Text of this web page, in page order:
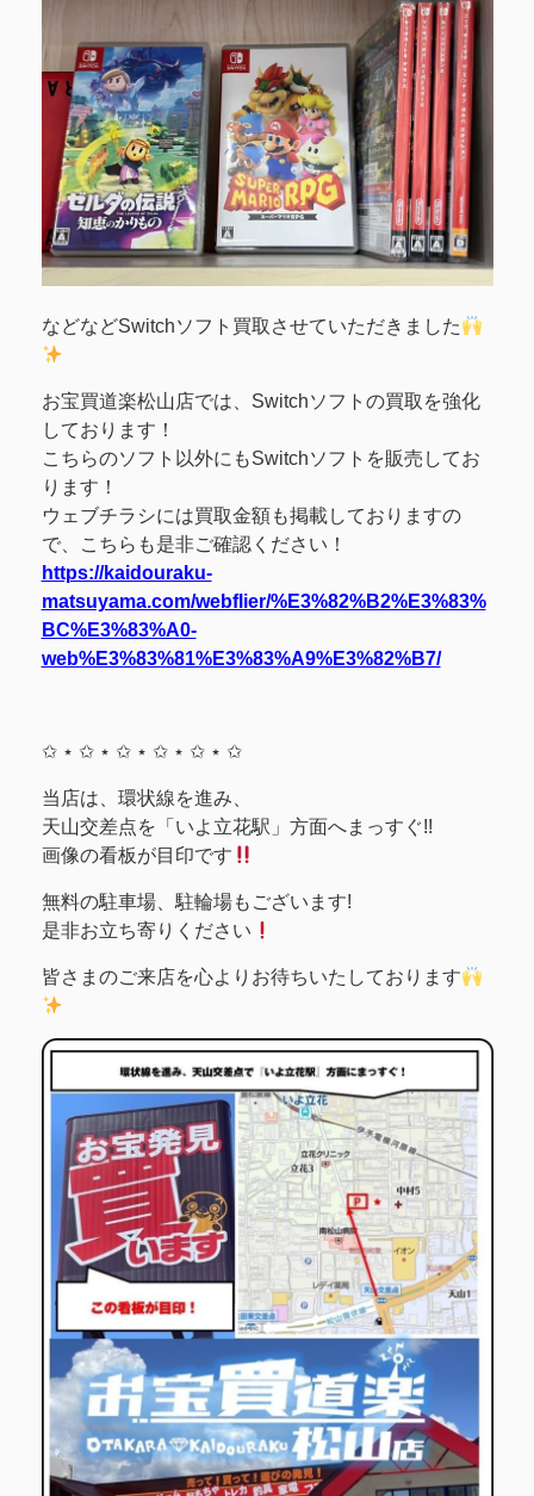
などなどSwitchソフト買取させていただきました
お宝買道楽松山店では、Switchソフトの買取を強化
しております！
こちらのソフト以外にもSwitchソフトを販売してお
ります！
ウェブチラシには買取金額も掲載しておりますの
で、こちらも是非ご確認ください！
https://kaidouraku-
matsuyama.com/webflier/%E3%82%B2%E3%83%
BC%E3%83%A0-
web%E3%83%81%E3%83%A9%E3%82%B7/
✩ ⋆ ✩ ⋆ ✩ ⋆ ✩ ⋆ ✩ ⋆ ✩
当店は、環状線を進み、
天山交差点を「いよ立花駅」方面へまっすぐ!!
画像の看板が目印です
無料の駐車場、駐輪場もございます!
是非お立ち寄りください
皆さまのご来店を心よりお待ちいたしております